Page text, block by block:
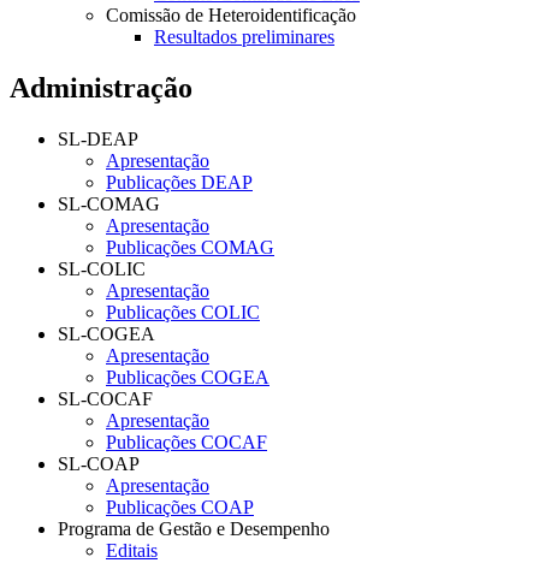
Comissão de Heteroidentificação
Resultados preliminares
Administração
SL-DEAP
Apresentação
Publicações DEAP
SL-COMAG
Apresentação
Publicações COMAG
SL-COLIC
Apresentação
Publicações COLIC
SL-COGEA
Apresentação
Publicações COGEA
SL-COCAF
Apresentação
Publicações COCAF
SL-COAP
Apresentação
Publicações COAP
Programa de Gestão e Desempenho
Editais